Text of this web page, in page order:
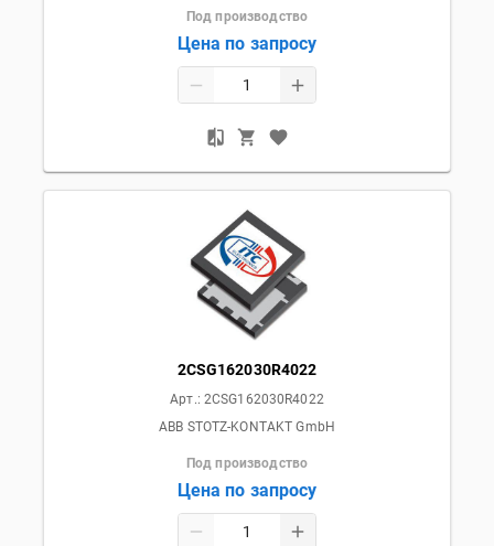
Под производство
Цена по запросу
2CSG162030R4022
Арт.: 2CSG162030R4022
ABB STOTZ-KONTAKT GmbH
Под производство
Цена по запросу